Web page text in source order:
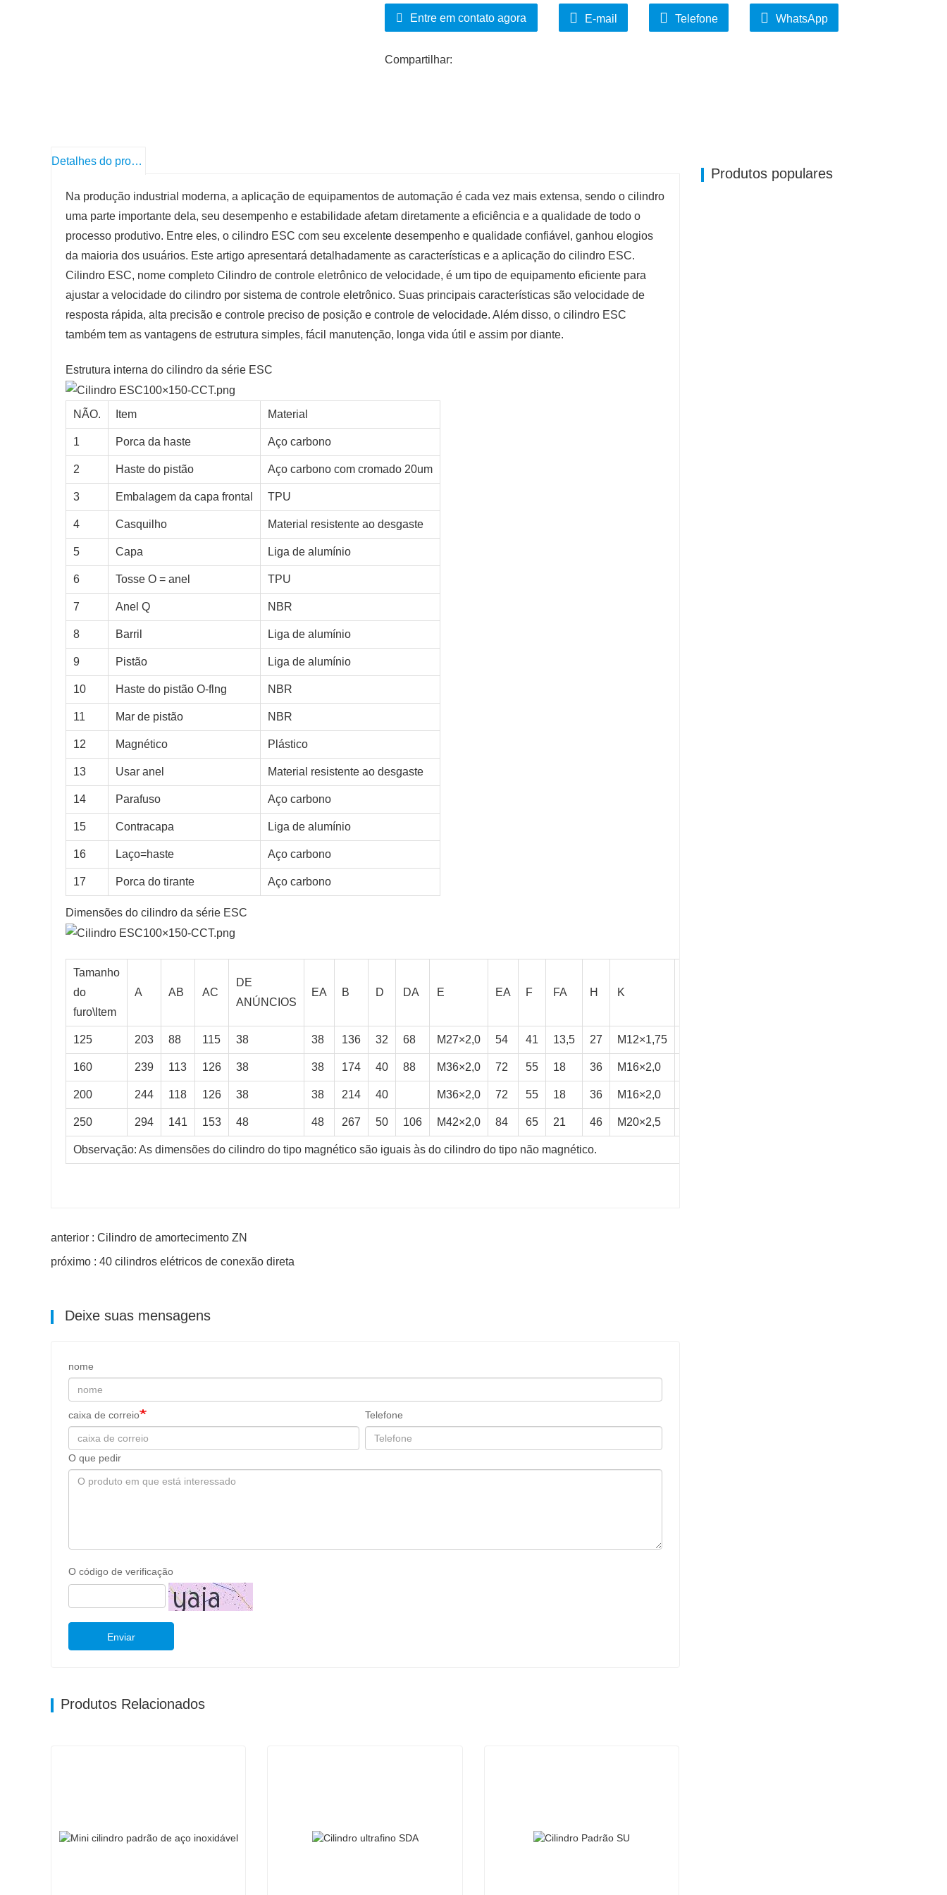
requer uma operação precisa.
Além disso, o cilindro ESC é simples em estrutura e fácil de manter. Devido ao seu
Entre em contato agora E-mail Telefone WhatsApp
Compartilhar:
Detalhes do produto
Na produção industrial moderna, a aplicação de equipamentos de automação é cada vez mais extensa, sendo o cilindro
uma parte importante dela, seu desempenho e estabilidade afetam diretamente a eficiência e a qualidade de todo o
processo produtivo. Entre eles, o cilindro ESC com seu excelente desempenho e qualidade confiável, ganhou elogios
da maioria dos usuários. Este artigo apresentará detalhadamente as características e a aplicação do cilindro ESC.
Cilindro ESC, nome completo Cilindro de controle eletrônico de velocidade, é um tipo de equipamento eficiente para
ajustar a velocidade do cilindro por sistema de controle eletrônico. Suas principais características são velocidade de
resposta rápida, alta precisão e controle preciso de posição e controle de velocidade. Além disso, o cilindro ESC
também tem as vantagens de estrutura simples, fácil manutenção, longa vida útil e assim por diante.
Estrutura interna do cilindro da série ESC
NÃO. Item Material
1 Porca da haste Aço carbono
2 Haste do pistão Aço carbono com cromado 20um
3 Embalagem da capa frontal TPU
4 Casquilho Material resistente ao desgaste
5 Capa Liga de alumínio
6 Tosse O = anel TPU
7 Anel Q NBR
8 Barril Liga de alumínio
9 Pistão Liga de alumínio
10 Haste do pistão O-flng NBR
11 Mar de pistão NBR
12 Magnético Plástico
13 Usar anel Material resistente ao desgaste
14 Parafuso Aço carbono
15 Contracapa Liga de alumínio
16 Laço=haste Aço carbono
17 Porca do tirante Aço carbono
Dimensões do cilindro da série ESC
Tamanho
do
furo\ltem
A AB AC
DE
ANÚNCIOS
EA B D DA E EA F FA H K
125 203 88 115 38 38 136 32 68 M27×2,0 54 41 13,5 27 M12×1,75
160 239 113 126 38 38 174 40 88 M36×2,0 72 55 18 36 M16×2,0
200 244 118 126 38 38 214 40 M36×2,0 72 55 18 36 M16×2,0
250 294 141 153 48 48 267 50 106 M42×2,0 84 65 21 46 M20×2,5
Observação: As dimensões do cilindro do tipo magnético são iguais às do cilindro do tipo não magnético.
anterior : Cilindro de amortecimento ZN
próximo : 40 cilindros elétricos de conexão direta
Deixe suas mensagens
nome
caixa de correio Telefone
O que pedir
O código de verificação
Enviar
Produtos Relacionados
Produtos populares